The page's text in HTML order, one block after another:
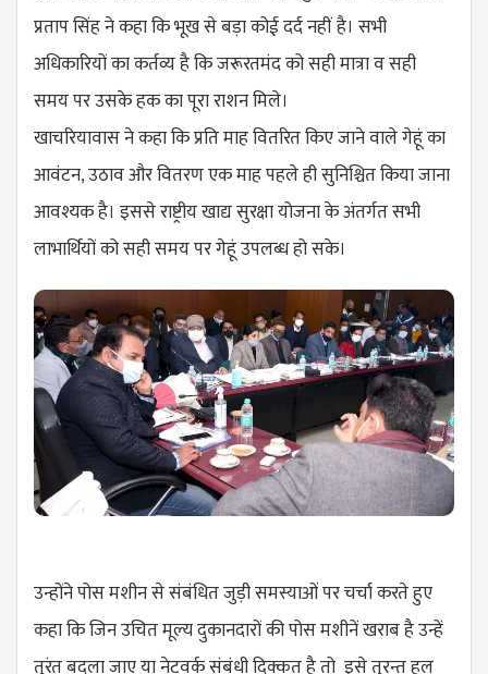
प्रताप सिंह ने कहा कि भूख से बड़ा कोई दर्द नहीं है। सभी
अधिकारियों का कर्तव्य है कि जरूरतमंद को सही मात्रा व सही
समय पर उसके हक का पूरा राशन मिले।
खाचरियावास ने कहा कि प्रति माह वितरित किए जाने वाले गेहूं का
आवंटन, उठाव और वितरण एक माह पहले ही सुनिश्चित किया जाना
आवश्यक है। इससे राष्ट्रीय खाद्य सुरक्षा योजना के अंतर्गत सभी
लाभार्थियों को सही समय पर गेहूं उपलब्ध हो सके।
उन्होंने पोस मशीन से संबंधित जुड़ी समस्याओं पर चर्चा करते हुए
कहा कि जिन उचित मूल्य दुकानदारों की पोस मशीनें खराब है उन्हें
तुरंत बदला जाए या नेटवर्क संबंधी दिक्कत है तो इसे तुरन्त हल